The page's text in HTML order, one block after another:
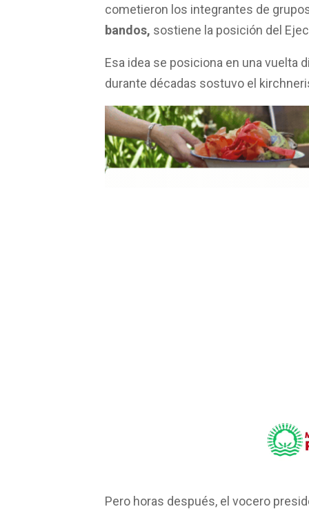
cometieron los integrantes de
bandos, sostiene la posición del
Esa idea se posiciona en una vuelta
durante décadas sostuvo el
Pero horas después, el vocero